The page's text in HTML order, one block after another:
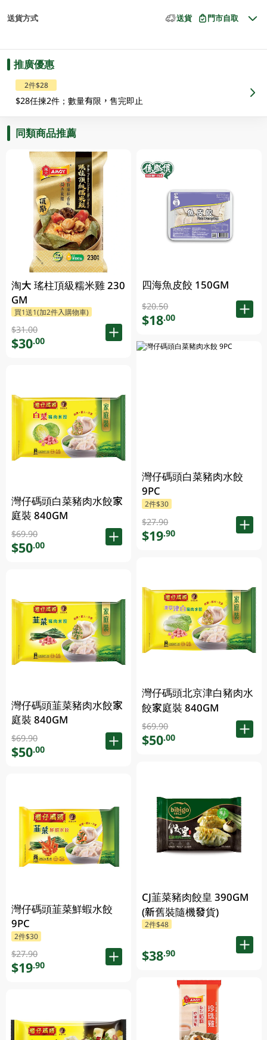
送貨方式 送貨 門市自取
推廣優惠
2件$28
$28任揀2件；數量有限，售完即止
同類商品推薦
淘大 瑤柱頂級糯米雞 230
GM
買1送1(加2件入購物車)
$31.00
$30.00
灣仔碼頭白菜豬肉水餃家
庭裝 840GM
$69.90
$50.00
灣仔碼頭韮菜豬肉水餃家
庭裝 840GM
$69.90
$50.00
灣仔碼頭韮菜鮮蝦水餃
9PC
2件$30
$27.90
$19.90
四海魚皮餃 150GM
$20.50
$18.00
灣仔碼頭白菜豬肉水餃
9PC
2件$30
$27.90
$19.90
灣仔碼頭北京津白豬肉水
餃家庭裝 840GM
$69.90
$50.00
CJ韮菜豬肉餃皇 390GM
(新舊裝隨機發貨)
2件$48
$38.90